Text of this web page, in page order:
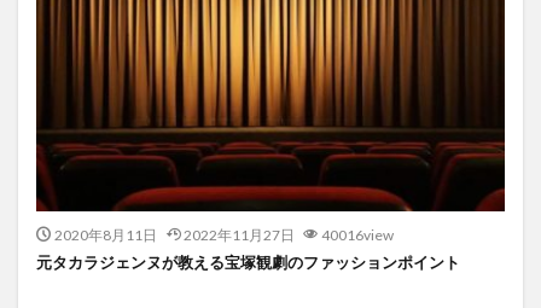
2020年8月11日 2022年11月27日 40016view
元タカラジェンヌが教える宝塚観劇のファッションポイント